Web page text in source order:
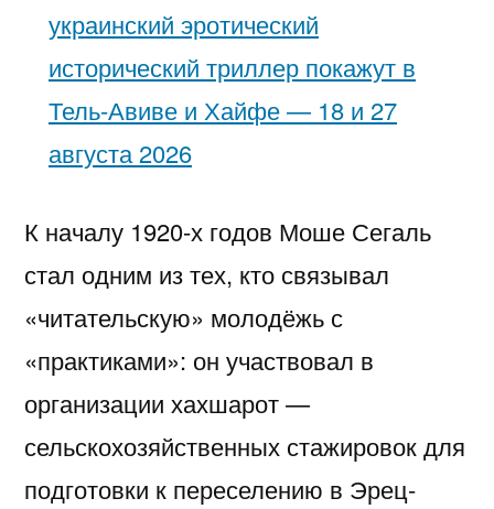
украинский эротический
исторический триллер покажут в
Тель-Авиве и Хайфе — 18 и 27
августа 2026
К началу 1920-х годов Моше Сегаль
стал одним из тех, кто связывал
«читательскую» молодёжь с
«практиками»: он участвовал в
организации хахшарот —
сельскохозяйственных стажировок для
подготовки к переселению в Эрец-